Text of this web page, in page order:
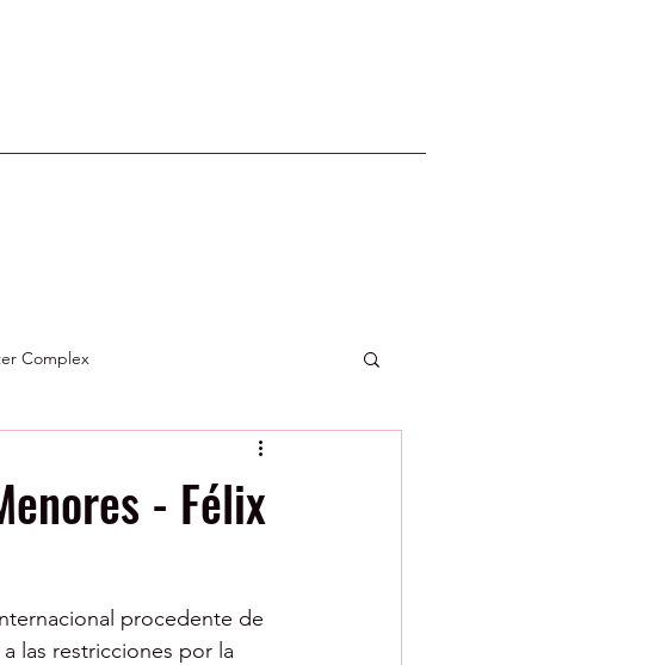
Complex
- Félix
procedente de
las restricciones por la